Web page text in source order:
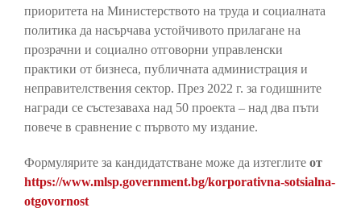
приоритета на Министерството на труда и социалната
политика да насърчава устойчивото прилагане на
прозрачни и социално отговорни управленски
практики от бизнеса, публичната администрация и
неправителствения сектор. През 2022 г. за годишните
награди се състезаваха над 50 проекта – над два пъти
повече в сравнение с първото му издание.
Формулярите за кандидатстване може да изтеглите от
https://www.mlsp.government.bg/korporativna-sotsialna-
otgovornost